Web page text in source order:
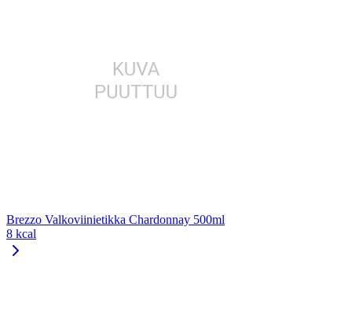
Brezzo Valkoviinietikka Chardonnay 500ml
8 kcal